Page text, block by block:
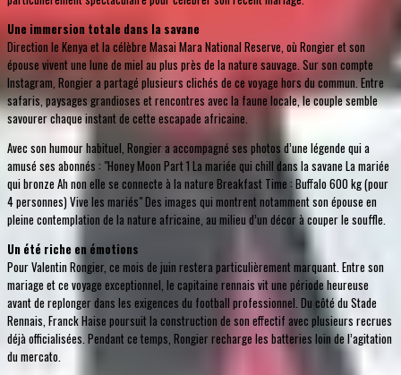
Une immersion totale dans la savane
Direction le Kenya et la célèbre Masai Mara National Reserve, où Rongier et son
épouse vivent une lune de miel au plus près de la nature sauvage. Sur son compte
Instagram, Rongier a partagé plusieurs clichés de ce voyage hors du commun. Entre
safaris, paysages grandioses et rencontres avec la faune locale, le couple semble
savourer chaque instant de cette escapade africaine.
Avec son humour habituel, Rongier a accompagné ses photos d’une légende qui a
amusé ses abonnés : "Honey Moon Part 1 La mariée qui chill dans la savane La mariée
qui bronze Ah non elle se connecte à la nature Breakfast Time : Buffalo 600 kg (pour
4 personnes) Vive les mariés" Des images qui montrent notamment son épouse en
pleine contemplation de la nature africaine, au milieu d’un décor à couper le souffle.
Un été riche en émotions
Pour Valentin Rongier, ce mois de juin restera particulièrement marquant. Entre son
mariage et ce voyage exceptionnel, le capitaine rennais vit une période heureuse
avant de replonger dans les exigences du football professionnel. Du côté du Stade
Rennais, Franck Haise poursuit la construction de son effectif avec plusieurs recrues
déjà officialisées. Pendant ce temps, Rongier recharge les batteries loin de l’agitation
du mercato.